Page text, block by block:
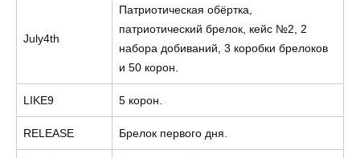
July4th
Патриотическая обёртка,
патриотический брелок, кейс №2, 2
набора добиваний, 3 коробки брелоков
и 50 корон.
LIKE9 5 корон.
RELEASE Брелок первого дня.